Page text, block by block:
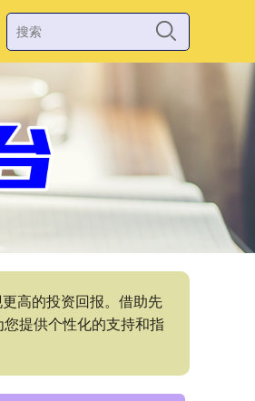
高的投资回报。借助先
提供个性化的支持和指